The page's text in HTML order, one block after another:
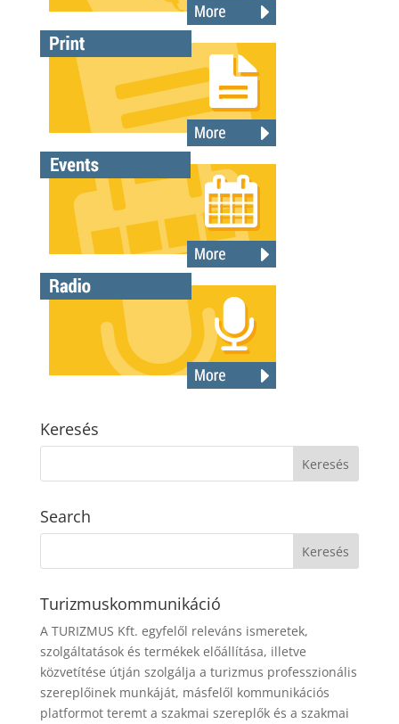
Keresés
Search
Turizmuskommunikáció
A TURIZMUS Kft. egyfelől releváns ismeretek,
szolgáltatások és termékek előállítása, illetve
közvetítése útján szolgálja a turizmus professzionális
szereplőinek munkáját, másfelől kommunikációs
platformot teremt a szakmai szereplők és a szakmai